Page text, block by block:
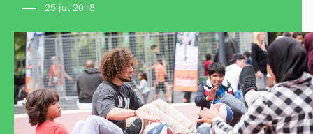
25 jul 2018